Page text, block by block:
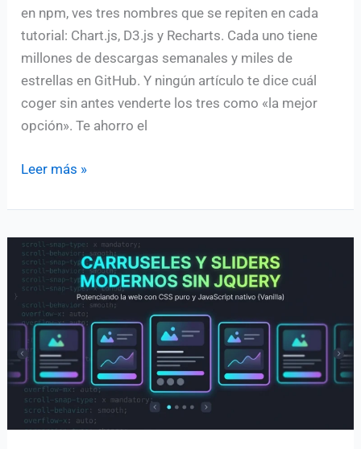
en npm, ves tres nombres que se repiten en cada
tutorial: Chart.js, D3.js y Recharts. Cada uno tiene
millones de descargas semanales y miles de
estrellas en GitHub. Y ningún artículo te dice cuál
coger sin antes venderte los tres como «la mejor
opción». Te ahorro el
Librerías
gráficos
en
JavaScript:
Chart.js
vs
D3
vs
Recharts
(2026)
Leer más »